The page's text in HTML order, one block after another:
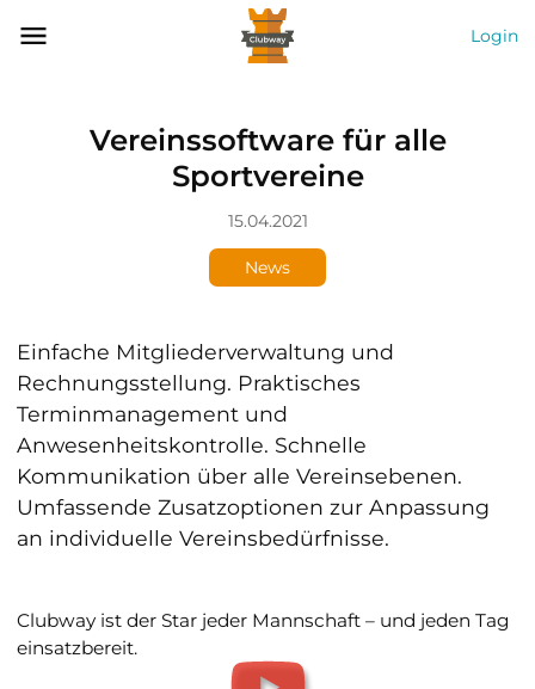
Login
Vereinssoftware für alle
Sportvereine
15.04.2021
News
Einfache Mitgliederverwaltung und
Rechnungsstellung. Praktisches
Terminmanagement und
Anwesenheitskontrolle. Schnelle
Kommunikation über alle Vereinsebenen.
Umfassende Zusatzoptionen zur Anpassung
an individuelle Vereinsbedürfnisse.
Clubway ist der Star jeder Mannschaft – und jeden Tag
einsatzbereit.